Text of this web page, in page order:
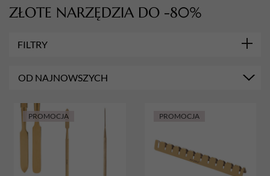
ZŁOTE NARZĘDZIA DO -80%
FILTRY
Aba Group
KOLOR
Złoty
DŁUGOŚĆ OSTRZA
RODZAJ CĄŻEK
OD NAJNOWSZYCH
PROMOCJA PROMOCJA